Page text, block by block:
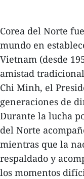
Corea del Norte
mundo en
Vietnam (desde
amistad
Chi Minh, el
generaciones de
Durante la lucha
del Norte
mientras que la
respaldado y
los momentos